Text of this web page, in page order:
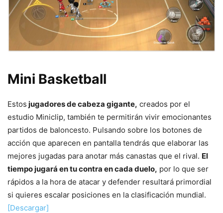
Mini Basketball
Estos jugadores de cabeza gigante, creados por el
estudio Miniclip, también te permitirán vivir emocionantes
partidos de baloncesto. Pulsando sobre los botones de
acción que aparecen en pantalla tendrás que elaborar las
mejores jugadas para anotar más canastas que el rival. El
tiempo jugará en tu contra en cada duelo, por lo que ser
rápidos a la hora de atacar y defender resultará primordial
si quieres escalar posiciones en la clasificación mundial.
[Descargar]